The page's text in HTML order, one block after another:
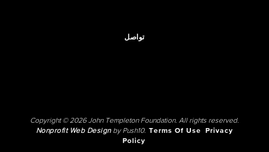
تواصل
Copyright © 2026 John Templeton Foundation. All rights reserved.
Nonprofit Web Designby Push10. Terms Of Use
Privacy
Policy